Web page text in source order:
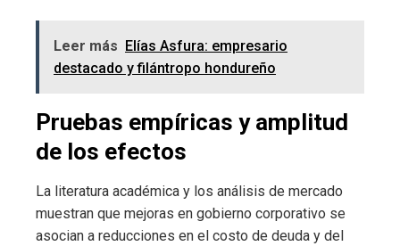
Leer más Elías Asfura: empresario
destacado y filántropo hondureño
Pruebas empíricas y amplitud
de los efectos
La literatura académica y los análisis de mercado
muestran que mejoras en gobierno corporativo se
asocian a reducciones en el costo de deuda y del